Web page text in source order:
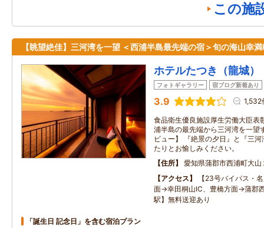
この施
【眺望絶佳】三河湾を一望 ＜西浦半島最先端の宿＞旬の海山幸
ホテルたつき（龍城）
フォトギャラリー 宿ブログ新着あり
3.9 1,532
食品衛生優良施設厚生労働大臣表
浦半島の最先端から三河湾を一望
ビュー】 『絶景の夕日』と『三
たりとお愉しみください。
住所
愛知県蒲郡市西浦町大山
アクセス
【23号バイパス・
面→幸田桐山IC、豊橋方面→蒲郡
駅】無料送迎あり
「誕生日 記念日」を含む宿泊プラン